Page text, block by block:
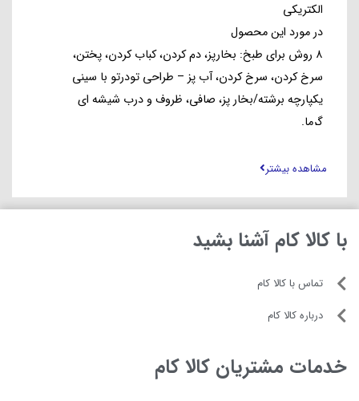
الکتریکی
در مورد این محصول
۸ روش برای طبخ: بخارپز، دم کردن، کباب کردن، پختن،
سرخ کردن، سرخ کردن، آب پز – طراحی تودرتو با سینی
یکپارچه برشته/بخار پز، صافی، ظروف و درب شیشه ای
گرما.
مشاهده بیشتر
با کالا کام آشنا بشید
تماس با کالا کام
درباره کالا کام
خدمات مشتریان کالا کام